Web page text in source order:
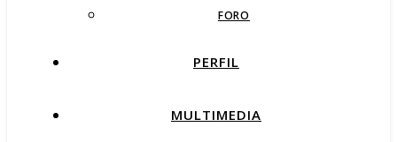
FORO
PERFIL
MULTIMEDIA